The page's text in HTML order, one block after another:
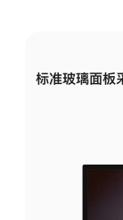
标准玻璃面板